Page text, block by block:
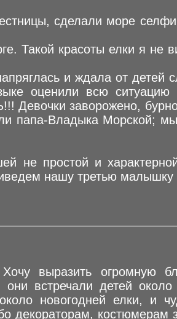
сделали море
Такой красоты елки я не
и ждала от детей
оценили всю
Девочки заворожено,
папа-Владыка Морской;
не простой и
нашу третью малышку
выразить огромную
встречали детей около
новогодней елки, и
декораторам, костюмерам